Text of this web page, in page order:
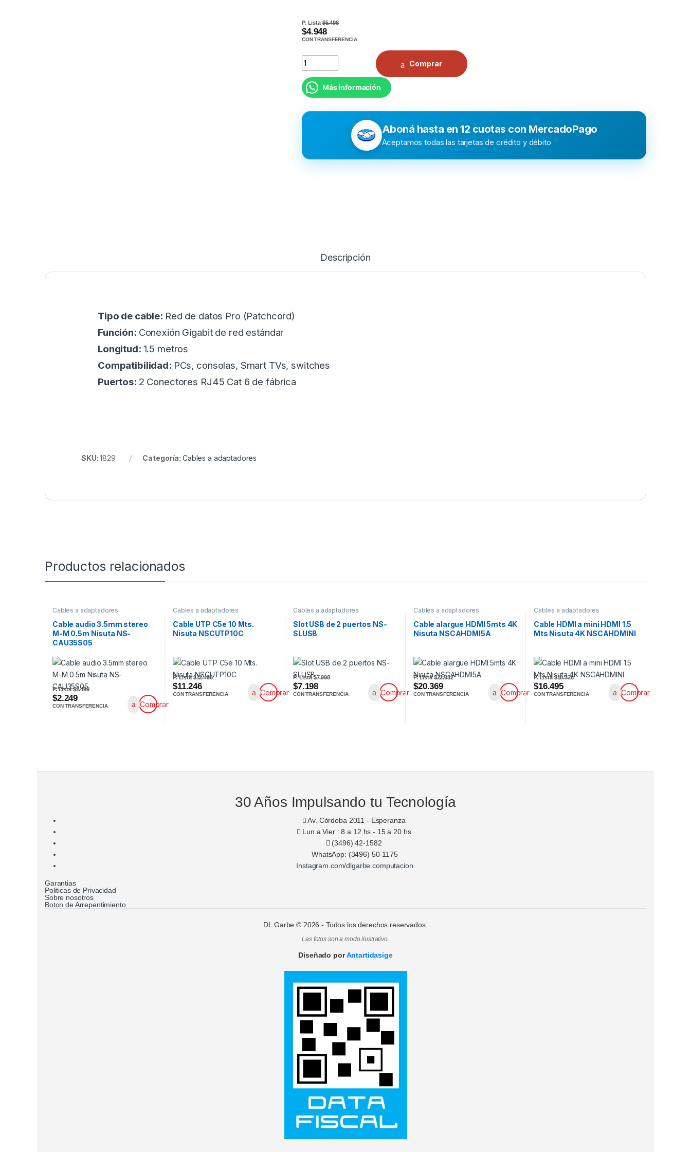
P. Lista$5.498
$4.948
CON TRANSFERENCIA
Cable UTP CAT6 1,5 Mts. Nisuta NSCUT62 quantity
Comprar
Más información
Aboná hasta en 12 cuotas con MercadoPago
Aceptamos todas las tarjetas de crédito y débito
Descripción
Tipo de cable: Red de datos Pro (Patchcord)
Función: Conexión Gigabit de red estándar
Longitud: 1.5 metros
Compatibilidad: PCs, consolas, Smart TVs, switches
Puertos: 2 Conectores RJ45 Cat 6 de fábrica
SKU:1829 Categoría: Cables a adaptadores
Productos relacionados
Cables a adaptadores
Cable audio 3.5mm stereo
M-M 0.5m Nisuta NS-
CAU35S05
P. Lista$2.499
$2.249
CON TRANSFERENCIA Comprar
Cables a adaptadores
Cable UTP C5e 10 Mts.
Nisuta NSCUTP10C
P. Lista$12.496
$11.246
CON TRANSFERENCIA Comprar
Cables a adaptadores
Slot USB de 2 puertos NS-
SLUSB
P. Lista$7.998
$7.198
CON TRANSFERENCIA Comprar
Cables a adaptadores
Cable alargue HDMI 5mts 4K
Nisuta NSCAHDMI5A
P. Lista$22.632
$20.369
CON TRANSFERENCIA Comprar
Cables a adaptadores
Cable HDMI a mini HDMI 1.5
Mts Nisuta 4K NSCAHDMINI
P. Lista$18.328
$16.495
CON TRANSFERENCIA Comprar
30 Años Impulsando tu Tecnología
Av. Córdoba 2011 - Esperanza
Lun a Vier : 8 a 12 hs - 15 a 20 hs
(3496) 42-1582
WhatsApp: (3496) 50-1175
Instagram.com/dlgarbe.computacion
Garantias
Politicas de Privacidad
Sobre nosotros
Boton de Arrepentimiento
DL Garbe © 2026 - Todos los derechos reservados.
Las fotos son a modo ilustrativo.
Diseñado porAntartidasige